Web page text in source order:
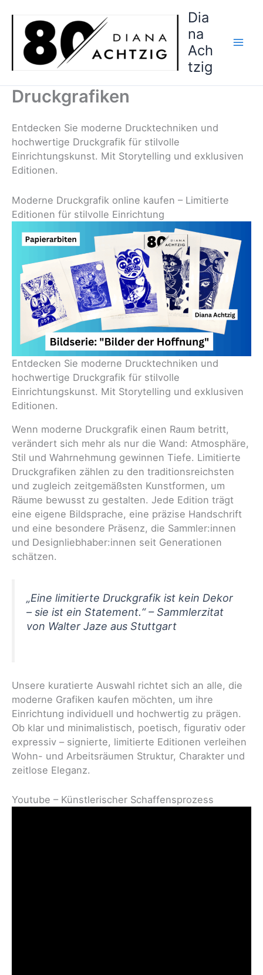
springen
Dia
na
Ach
tzig
Druckgrafiken
Entdecken Sie moderne Drucktechniken und
hochwertige Druckgrafik für stilvolle
Einrichtungskunst. Mit Storytelling und exklusiven
Editionen.
Moderne Druckgrafik online kaufen – Limitierte
Editionen für stilvolle Einrichtung
Entdecken Sie moderne Drucktechniken und
hochwertige Druckgrafik für stilvolle
Einrichtungskunst. Mit Storytelling und exklusiven
Editionen.
Wenn moderne Druckgrafik einen Raum betritt,
verändert sich mehr als nur die Wand: Atmosphäre,
Stil und Wahrnehmung gewinnen Tiefe. Limitierte
Druckgrafiken zählen zu den traditionsreichsten
und zugleich zeitgemäßsten Kunstformen, um
Räume bewusst zu gestalten. Jede Edition trägt
eine eigene Bildsprache, eine präzise Handschrift
und eine besondere Präsenz, die Sammler:innen
und Designliebhaber:innen seit Generationen
schätzen.
„Eine limitierte Druckgrafik ist kein Dekor
– sie ist ein Statement.“ – Sammlerzitat
von Walter Jaze aus Stuttgart
Unsere kuratierte Auswahl richtet sich an alle, die
moderne Grafiken kaufen möchten, um ihre
Einrichtung individuell und hochwertig zu prägen.
Ob klar und minimalistisch, poetisch, figurativ oder
expressiv – signierte, limitierte Editionen verleihen
Wohn- und Arbeitsräumen Struktur, Charakter und
zeitlose Eleganz.
Youtube – Künstlerischer Schaffensprozess